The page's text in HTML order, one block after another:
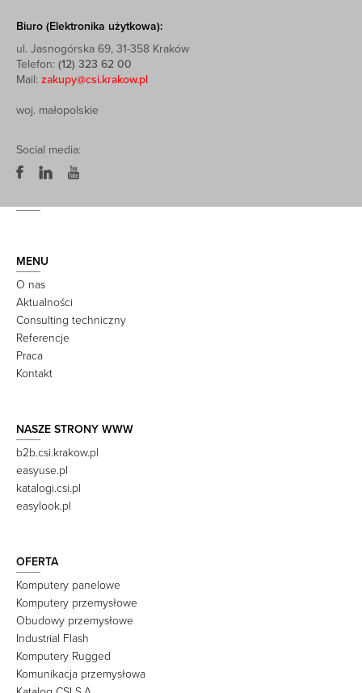
Biuro (Elektronika użytkowa):
ul. Jasnogórska 69, 31-358 Kraków
Telefon: (12) 323 62 00
Mail: zakupy@csi.krakow.pl
woj. małopolskie
Social media:
MENU
O nas
Aktualności
Consulting techniczny
Referencje
Praca
Kontakt
NASZE STRONY WWW
b2b.csi.krakow.pl
easyuse.pl
katalogi.csi.pl
easylook.pl
OFERTA
Komputery panelowe
Komputery przemysłowe
Obudowy przemysłowe
Industrial Flash
Komputery Rugged
Komunikacja przemysłowa